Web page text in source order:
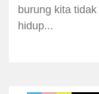
burung kita
hidup...